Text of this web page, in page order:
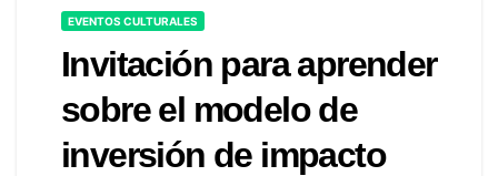
EVENTOS CULTURALES
Invitación para aprender
sobre el modelo de
inversión de impacto